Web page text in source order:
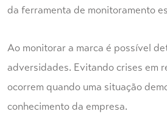
da ferramenta de monitoramento
Ao monitorar a marca é possível
adversidades. Evitando crises em
ocorrem quando uma situação
conhecimento da empresa.